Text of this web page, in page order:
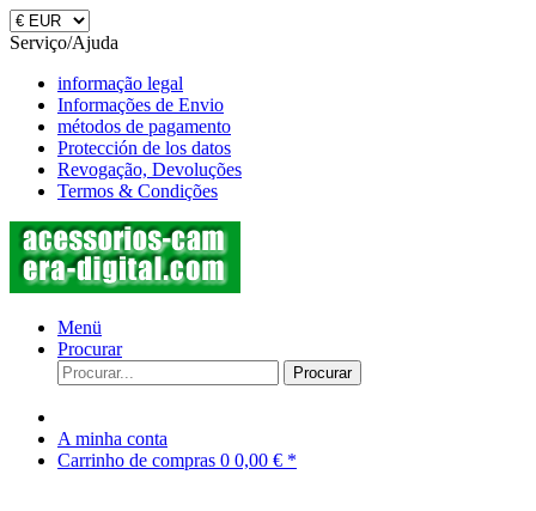
Serviço/Ajuda
informação legal
Informações de Envio
métodos de pagamento
Protección de los datos
Revogação, Devoluções
Termos & Condições
Menü
Procurar
Procurar
A minha conta
Carrinho de compras 0 0,00 € *